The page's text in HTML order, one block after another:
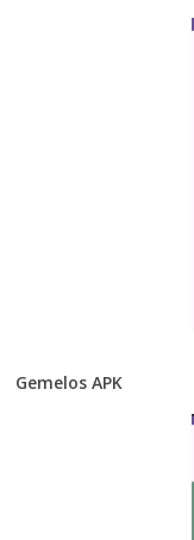
Gemelos APK